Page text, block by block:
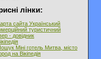
лінки:
сайта Український
туристичний
- довідник
Міні готель Митва, місто
на Вікіпедія